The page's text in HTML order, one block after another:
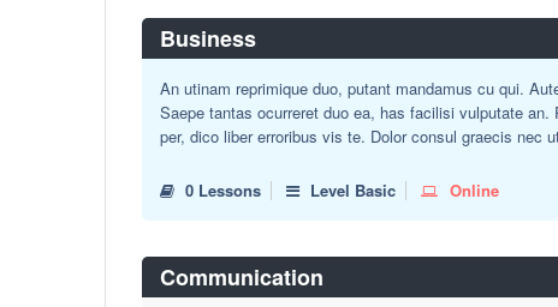
Business
An utinam reprimique duo, putant mandamus cu qui.
Saepe tantas ocurreret duo ea, has facilisi vulputate
per, dico liber erroribus vis te. Dolor consul graecis nec
0 Lessons Level Basic Online
Communication